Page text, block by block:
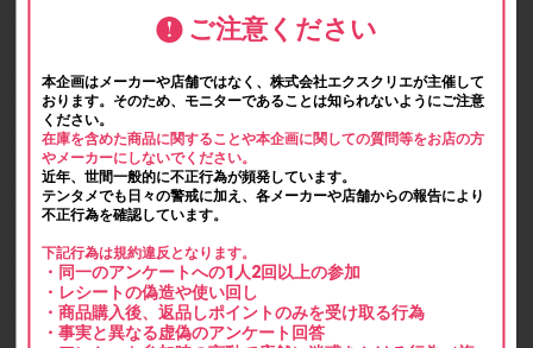
ご注意ください
本企画はメーカーや店舗ではなく、株式会社エクスクリエが主催して
おります。そのため、モニターであることは知られないようにご注意
ください。
在庫を含めた商品に関することや本企画に関しての質問等をお店の方
やメーカーにしないでください。
近年、世間一般的に不正行為が頻発しています。
テンタメでも日々の警戒に加え、各メーカーや店舗からの報告により
不正行為を確認しています。
下記行為は規約違反となります。
・同一のアンケートへの1人2回以上の参加
・レシートの偽造や使い回し
・商品購入後、返品しポイントのみを受け取る行為
・事実と異なる虚偽のアンケート回答